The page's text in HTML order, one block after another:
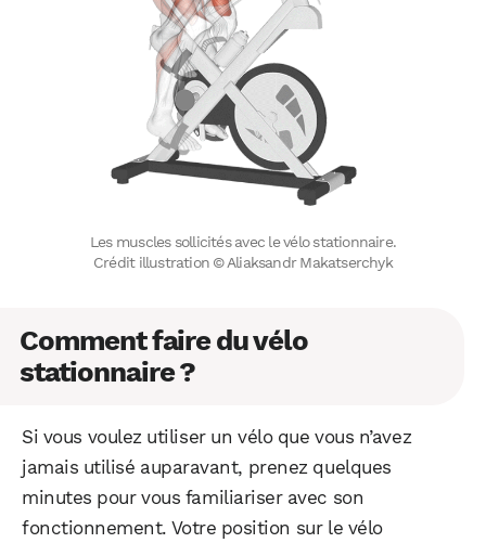
Les muscles sollicités avec le vélo stationnaire.
Crédit illustration © Aliaksandr Makatserchyk
Comment faire du vélo
stationnaire ?
Si vous voulez utiliser un vélo que vous n’avez
jamais utilisé auparavant, prenez quelques
minutes pour vous familiariser avec son
fonctionnement. Votre position sur le vélo